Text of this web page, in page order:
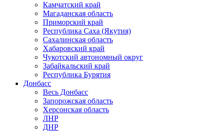
Камчатский край
Магаданская область
Приморский край
Республика Саха (Якутия)
Сахалинская область
Хабаровский край
Чукотский автономный округ
Забайкальский край
Республика Бурятия
Донбасс
Весь Донбасс
Запорожская область
Херсонская область
ЛНР
ДНР